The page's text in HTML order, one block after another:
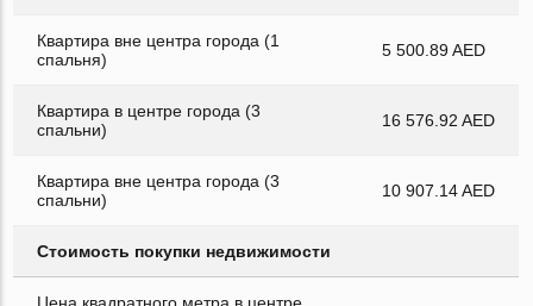
Квартира вне центра города (1
спальня)
5 500.89 AED
Квартира в центре города (3
спальни)
16 576.92 AED
Квартира вне центра города (3
спальни)
10 907.14 AED
Стоимость покупки недвижимости
Цена квадратного метра в центре